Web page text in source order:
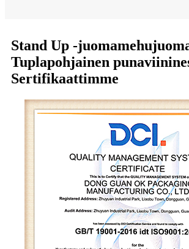
Stand Up -
Tuplapohjainen
Sertifikaattimme